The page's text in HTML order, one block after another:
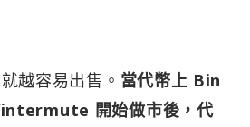
越容易出售。 當代幣上 Bin
開始做市後，代